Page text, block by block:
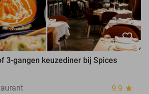
favorite_border
3-gangen keuzediner bij Spices
9.9 star